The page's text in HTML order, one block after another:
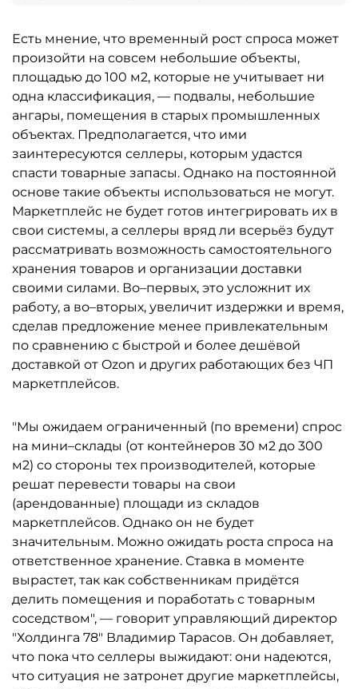
Есть мнение, что временный рост спроса может
произойти на совсем небольшие объекты,
площадью до 100 м2, которые не учитывает ни
одна классификация, — подвалы, небольшие
ангары, помещения в старых промышленных
объектах. Предполагается, что ими
заинтересуются селлеры, которым удастся
спасти товарные запасы. Однако на постоянной
основе такие объекты использоваться не могут.
Маркетплейс не будет готов интегрировать их в
свои системы, а селлеры вряд ли всерьёз будут
рассматривать возможность самостоятельного
хранения товаров и организации доставки
своими силами. Во–первых, это усложнит их
работу, а во–вторых, увеличит издержки и время,
сделав предложение менее привлекательным
по сравнению с быстрой и более дешёвой
доставкой от Ozon и других работающих без ЧП
маркетплейсов.
"Мы ожидаем ограниченный (по времени) спрос
на мини–склады (от контейнеров 30 м2 до 300
м2) со стороны тех производителей, которые
решат перевести товары на свои
(арендованные) площади из складов
маркетплейсов. Однако он не будет
значительным. Можно ожидать роста спроса на
ответственное хранение. Ставка в моменте
вырастет, так как собственникам придётся
делить помещения и поработать с товарным
соседством", — говорит управляющий директор
"Холдинга 78" Владимир Тарасов. Он добавляет,
что пока что селлеры выжидают: они надеются,
что ситуация не затронет другие маркетплейсы,